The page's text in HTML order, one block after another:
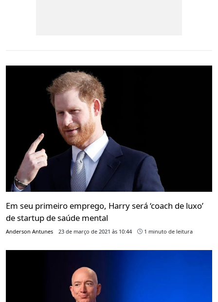
Em seu primeiro emprego, Harry será ‘coach de luxo’
de startup de saúde mental
Anderson Antunes 23 de março de 2021 às 10:44 1 minuto de leitura